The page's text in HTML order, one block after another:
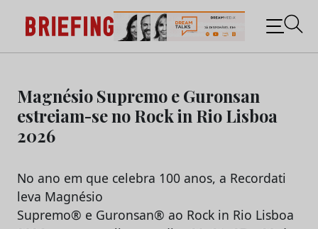
content
Briefing: Todas as notícias sobre os negócios do
Marketing e da Publicidade
Magnésio Supremo e Guronsan
estreiam-se no Rock in Rio Lisboa
2026
No ano em que celebra 100 anos, a Recordati
leva Magnésio
Supremo® e Guronsan® ao Rock in Rio Lisboa